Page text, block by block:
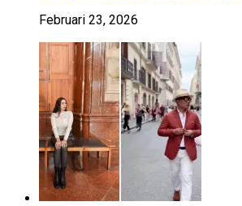
Februari 23, 2026